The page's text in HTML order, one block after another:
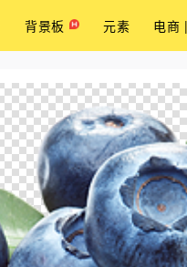
背景板 元素 电商